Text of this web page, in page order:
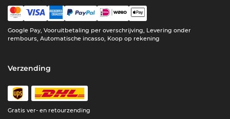
Google Pay, Vooruitbetaling per overschrijving, Levering onder
rembours, Automatische incasso, Koop op rekening
Verzending
Gratis ver- en retourzending